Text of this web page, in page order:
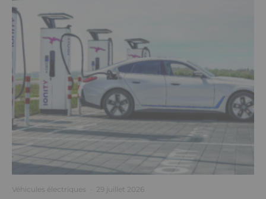
Véhicules électriques · 29 juillet 2026